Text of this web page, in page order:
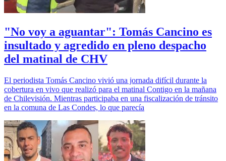
"No voy a aguantar": Tomás Cancino es
insultado y agredido en pleno despacho
del matinal de CHV
El periodista Tomás Cancino vivió una jornada difícil durante la
cobertura en vivo que realizó para el matinal Contigo en la mañana
de Chilevisión. Mientras participaba en una fiscalización de tránsito
en la comuna de Las Condes, lo que parecía